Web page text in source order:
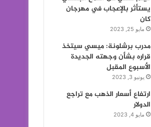
يستأثر بالإعجاب في مهرجان
كان
مايو 25, 2023
مدرب برشلونة: ميسي سيتخذ
قراره بشأن وجهته الجديدة
الأسبوع المقبل
يونيو 3, 2023
ارتفاع أسعار الذهب مع تراجع
الدولار
مايو 4, 2023